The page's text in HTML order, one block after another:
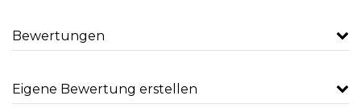
Bewertungen
Eigene Bewertung erstellen